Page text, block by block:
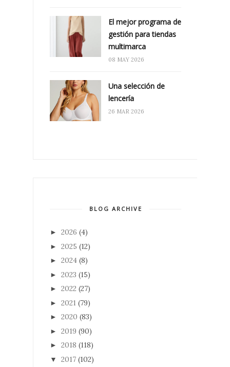
El mejor programa de
gestión para tiendas
multimarca
08 MAY 2026
Una selección de
lencería
26 MAR 2026
BLOG ARCHIVE
► 2026 (4)
► 2025 (12)
► 2024 (8)
► 2023 (15)
► 2022 (27)
► 2021 (79)
► 2020 (83)
► 2019 (90)
► 2018 (118)
▼ 2017 (102)